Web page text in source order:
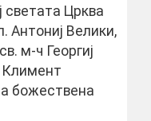
светата Црква
Антониј Велики,
м-ч Георгиј
Климент
божествена